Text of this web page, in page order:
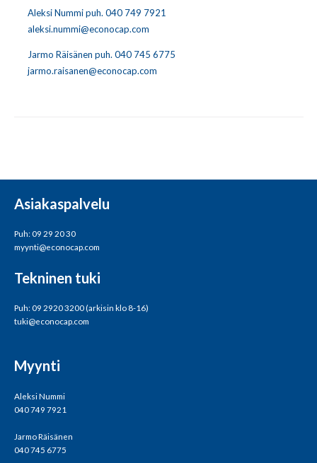
Aleksi Nummi puh. 040 749 7921
aleksi.nummi@econocap.com
Jarmo Räisänen puh. 040 745 6775
jarmo.raisanen@econocap.com
Asiakaspalvelu
Puh: 09 29 20 30
myynti@econocap.com
Tekninen tuki
Puh: 09 2920 3200 (arkisin klo 8-16)
tuki@econocap.com
Myynti
Aleksi Nummi
040 749 7921
Jarmo Räisänen
040 745 6775